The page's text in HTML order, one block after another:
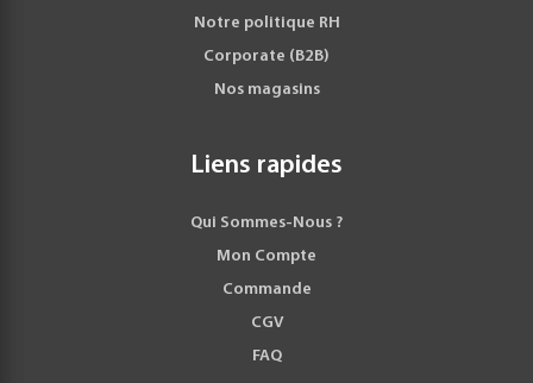
Notre politique RH
Corporate (B2B)
Nos magasins
Liens rapides
Qui Sommes-Nous ?
Mon Compte
Commande
CGV
FAQ